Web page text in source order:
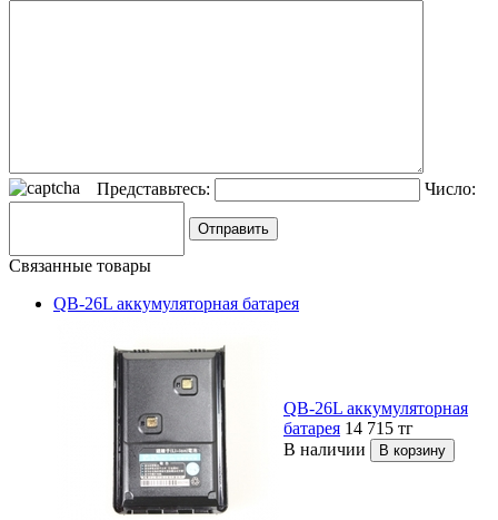
Представьтесь: Число:
Связанные товары
QB-26L аккумуляторная батарея
QB-26L аккумуляторная
батарея 14 715 тг
В наличии